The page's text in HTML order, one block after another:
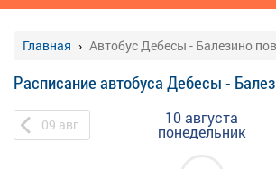
Главная Автобус Дебесы - Балезино
Расписание автобуса Дебесы -
09 авг 10 августа
понедельник